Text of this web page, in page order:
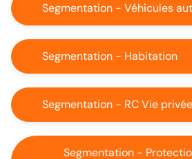
Segmentation - Véhicules
Segmentation - Habitation
Segmentation - RC Vie privée
Segmentation -